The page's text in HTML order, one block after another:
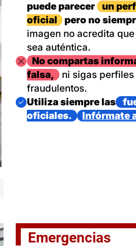
puede parecer
un
oficial
pero no
imagen no acredita
sea auténtica.
ImagenNo compartas
falsa,
ni sigas perfiles
fraudulentos.
Imagen
Utiliza siempre las
oficiales.
Infórmate
Emergencias